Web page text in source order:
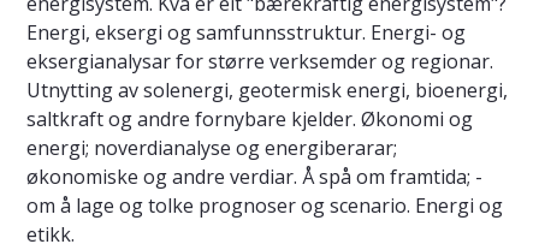
Energi, eksergi og samfunnsstruktur. Energi- og
eksergianalysar for større verksemder og regionar.
Utnytting av solenergi, geotermisk energi, bioenergi,
saltkraft og andre fornybare kjelder. Økonomi og
energi; noverdianalyse og energiberarar;
økonomiske og andre verdiar. Å spå om framtida; -
om å lage og tolke prognoser og scenario. Energi og
etikk.